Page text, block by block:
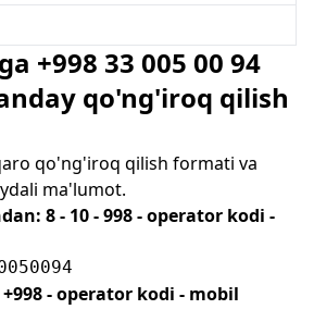
+998 33 005 00 94
qo'ng'iroq qilish
qo'ng'iroq qilish formati va
ma'lumot.
8 - 10 - 998 - operator kodi -
- operator kodi - mobil